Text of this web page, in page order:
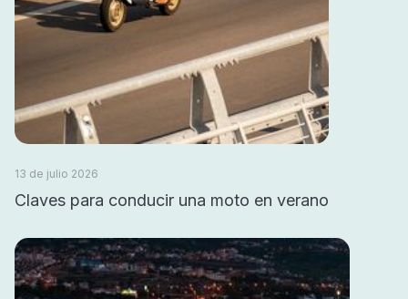
13 de julio 2026
Claves para conducir una moto en verano